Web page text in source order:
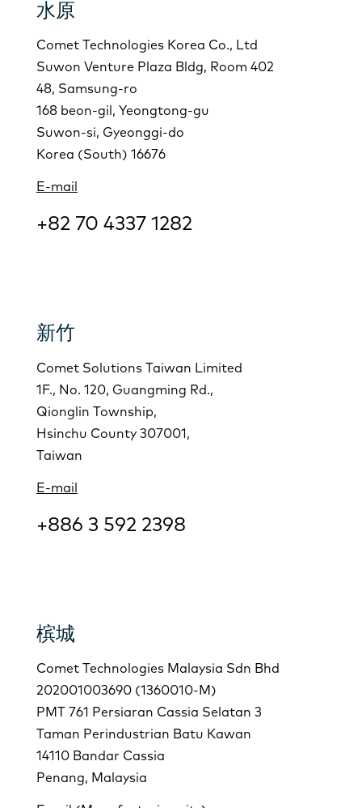
水原
Comet Technologies Korea Co., Ltd
Suwon Venture Plaza Bldg, Room 402
48, Samsung-ro
168 beon-gil, Yeongtong-gu
Suwon-si, Gyeonggi-do
Korea (South) 16676
E-mail
+82 70 4337 1282
新竹
Comet Solutions Taiwan Limited
1F., No. 120, Guangming Rd.,
Qionglin Township,
Hsinchu County 307001,
Taiwan
E-mail
+886 3 592 2398
槟城
Comet Technologies Malaysia Sdn Bhd
202001003690 (1360010-M)
PMT 761 Persiaran Cassia Selatan 3
Taman Perindustrian Batu Kawan
14110 Bandar Cassia
Penang, Malaysia